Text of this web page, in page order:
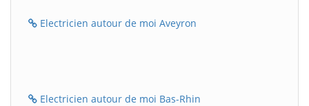
Electricien autour de moi Aveyron
Electricien autour de moi Bas-Rhin